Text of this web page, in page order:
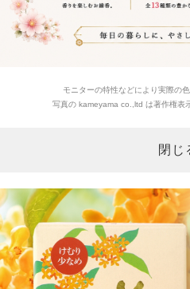
モニターの特性などにより実際の
写真の kameyama co.,ltd は著作権表
閉じ